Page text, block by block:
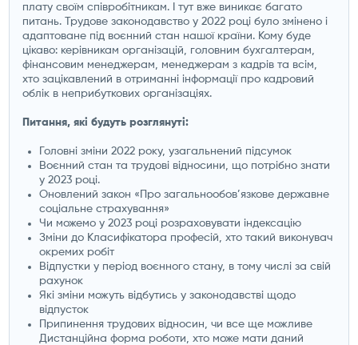
плату своїм співробітникам. І тут вже виникає багато
питань. Трудове законодавство у 2022 році було змінено і
адаптоване під воєнний стан нашої країни. Кому буде
цікаво: керівникам організацій, головним бухгалтерам,
фінансовим менеджерам, менеджерам з кадрів та всім,
хто зацікавлений в отриманні інформації про кадровий
облік в неприбуткових організаціях.
Питання, які будуть розглянуті:
Головні зміни 2022 року, узагальнений підсумок
Воєнний стан та трудові відносини, що потрібно знати
у 2023 році.
Оновлений закон «Про загальнообов’язкове державне
соціальне страхування»
Чи можемо у 2023 році розраховувати індексацію
Зміни до Класифікатора професій, хто такий виконувач
окремих робіт
Відпустки у період воєнного стану, в тому числі за свій
рахунок
Які зміни можуть відбутись у законодавстві щодо
відпусток
Припинення трудових відносин, чи все ще можливе
Дистанційна форма роботи, хто може мати даний